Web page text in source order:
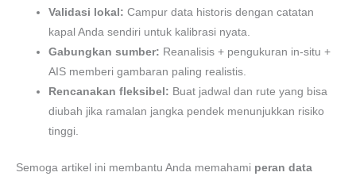
Validasi lokal: Campur data historis dengan catatan
kapal Anda sendiri untuk kalibrasi nyata.
Gabungkan sumber: Reanalisis + pengukuran in-situ +
AIS memberi gambaran paling realistis.
Rencanakan fleksibel: Buat jadwal dan rute yang bisa
diubah jika ramalan jangka pendek menunjukkan risiko
tinggi.
Semoga artikel ini membantu Anda memahami peran data